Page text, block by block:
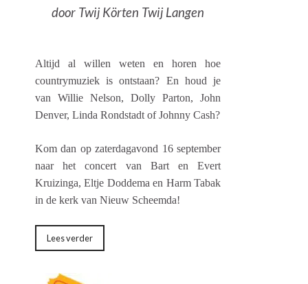
door Twij Körten Twij Langen
Altijd al willen weten en horen hoe
countrymuziek is ontstaan? En houd je
van Willie Nelson, Dolly Parton, John
Denver, Linda Rondstadt of Johnny Cash?
Kom dan op zaterdagavond 16 september
naar het concert van Bart en Evert
Kruizinga, Eltje Doddema en Harm Tabak
in de kerk van Nieuw Scheemda!
Lees verder